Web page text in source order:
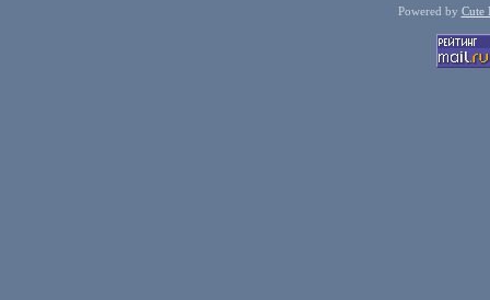
Powered by Cute